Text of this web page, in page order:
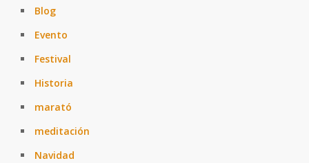
Blog
Evento
Festival
Historia
marató
meditación
Navidad